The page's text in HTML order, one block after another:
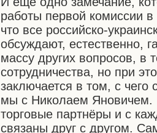
работы первой комиссии
что все российско-
обсуждают, естественно,
массу других вопросов, в
сотрудничества, но при
заключается в том, с чего
мы с Николаем Яновичем.
торговые партнёры и с
связаны друг с другом.